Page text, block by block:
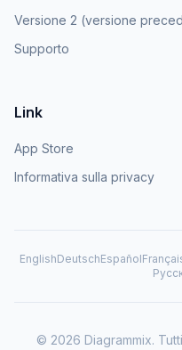
Versione 2 (versione
Supporto
Link
App Store
Informativa sulla privacy
EnglishDeutschEspañol
© 2026 Diagrammix.